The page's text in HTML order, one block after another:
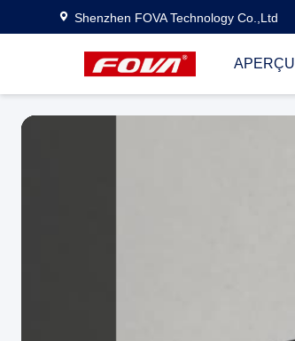
Shenzhen FOVA Technology Co.,Ltd
APERÇU